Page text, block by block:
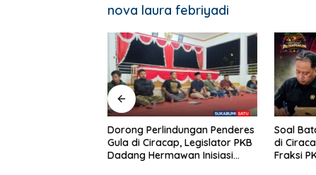
nova laura febriyadi
Perlindungan Penderes
di Ciracap, Legislator PKB
Hermawan Inisiasi
Soal Batalnya Konser Reggae
di Ciracap, Anggota DPRD
Fraksi PKB Dukung Pemdes: